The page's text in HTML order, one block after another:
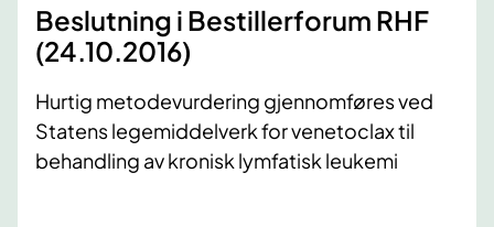
Beslutning i Bestillerforum RHF
(24.10.2016)
Hurtig metodevurdering gjennomføres ved
Statens legemiddelverk for venetoclax til
behandling av kronisk lymfatisk leukemi